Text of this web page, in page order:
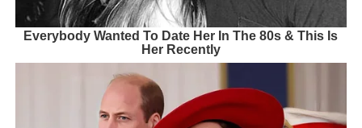
Everybody Wanted To Date Her In The 80s & This Is
Her Recently